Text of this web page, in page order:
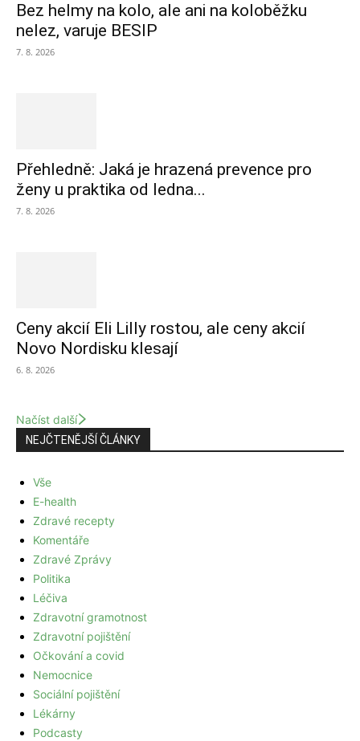
Bez helmy na kolo, ale ani na koloběžku
nelez, varuje BESIP
7. 8. 2026
Přehledně: Jaká je hrazená prevence pro
ženy u praktika od ledna...
7. 8. 2026
Ceny akcií Eli Lilly rostou, ale ceny akcií
Novo Nordisku klesají
6. 8. 2026
Načíst další
NEJČTENĚJŠÍ ČLÁNKY
Vše
E-health
Zdravé recepty
Komentáře
Zdravé Zprávy
Politika
Léčiva
Zdravotní gramotnost
Zdravotní pojištění
Očkování a covid
Nemocnice
Sociální pojištění
Lékárny
Podcasty